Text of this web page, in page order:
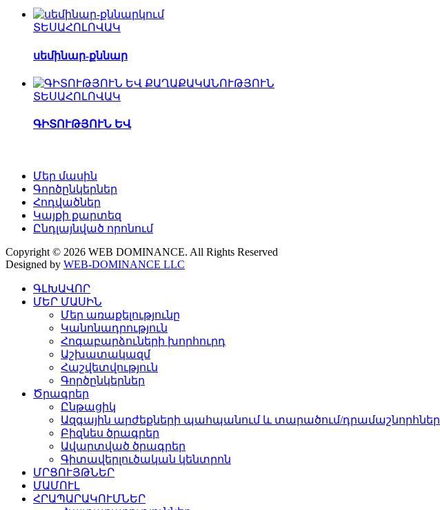
ՏԵՍԱՀՈԼՈՎԱԿ
սեմինար-քննար
ՏԵՍԱՀՈԼՈՎԱԿ
ԳԻՏՈՒԹՅՈՒՆ ԵՎ
Մեր մասին
Գործընկերներ
Հոդվածներ
Կայքի քարտեզ
Ընդլայնված որոնում
Copyright © 2026 WEB DOMINANCE. All Rights Reserved
Designed by WEB-DOMINANCE LLC
ԳԼԽԱՎՈՐ
ՄԵՐ ՄԱՍԻՆ
Մեր առաքելությունը
Կանոնադրություն
Հոգաբարձուների խորհուրդ
Աշխատակազմ
Հաշվետվություն
Գործընկերներ
Ծրագրեր
Ընթացիկ
Ազգային արժեքների պահպանում և տարածում/դրամաշնորհներ
Բիզնես ծրագրեր
Ավարտված ծրագրեր
Գիտավերլուծական կենտրոն
ՄՐՑՈՒՅԹՆԵՐ
ՄԱՄՈՒԼ
ՀՐԱՊԱՐԱԿՈՒՄՆԵՐ